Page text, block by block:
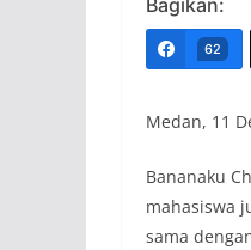
Bagikan:
62
Medan, 11
Bananaku
mahasiswa
sama